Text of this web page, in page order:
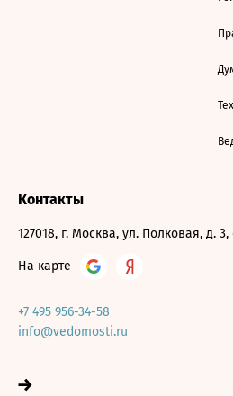
Контакты
127018, г. Москва, ул. Полковая, д. 3,
На карте
+7 495 956-34-58
info@vedomosti.ru